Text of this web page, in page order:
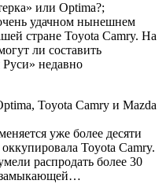
или Optima?;
удачном нынешнем
стране Toyota Camry. На
ли составить
недавно
Toyota Camry и Mazda
уже более десяти
Toyota Camry.
распродать более 30
замыкающей…